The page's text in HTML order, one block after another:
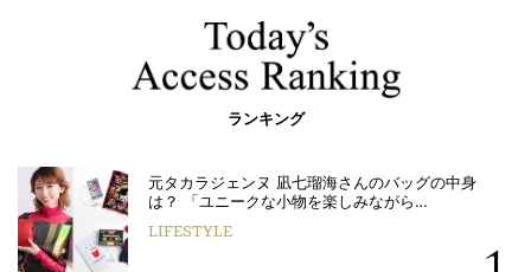
ランキング
元タカラジェンヌ 凪七瑠海さんのバッグの中身
は？ 「ユニークな小物を楽しみながら…
LIFESTYLE